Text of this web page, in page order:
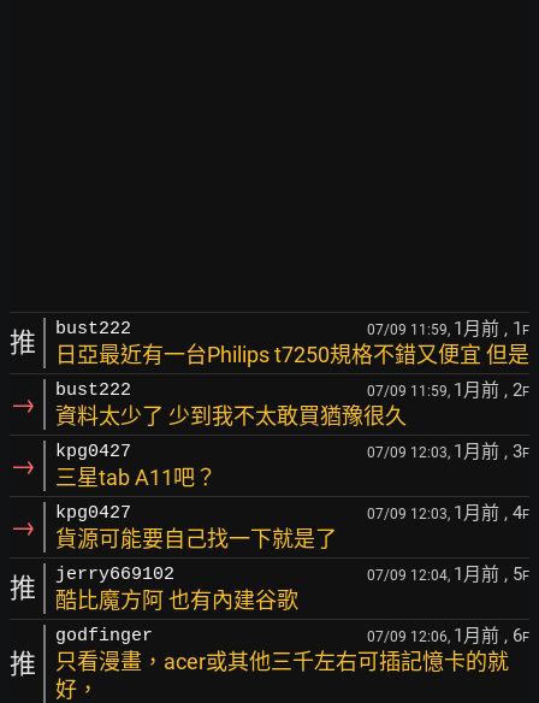
推 bust222 07/09 11:59, 1月前 , 1 F
日亞最近有一台Philips t7250規格不錯又便宜 但是
→ bust222 07/09 11:59, 1月前 , 2F
資料太少了 少到我不太敢買猶豫很久
→ kpg0427 07/09 12:03, 1月前 , 3F
三星tab A11吧？
→ kpg0427 07/09 12:03, 1月前 , 4F
貨源可能要自己找一下就是了
推 jerry669102 07/09 12:04, 1月前 , 5F
酷比魔方阿 也有內建谷歌
推
godfinger 07/09 12:06, 1月前 , 6F
只看漫畫，acer或其他三千左右可插記憶卡的就
好，